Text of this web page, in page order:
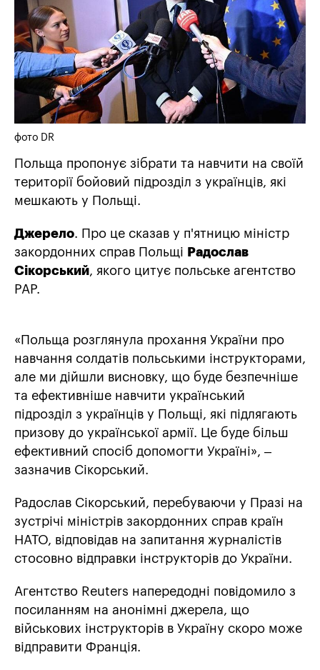
фото DR
Польща пропонує зібрати та навчити на своїй
території бойовий підрозділ з українців, які
мешкають у Польщі.
Джерело. Про це сказав у п'ятницю міністр
закордонних справ Польщі
Радослав
Сікорський, якого цитує польське агентство
PAP.
«Польща розглянула прохання України про
навчання солдатів польськими інструкторами,
але ми дійшли висновку, що буде безпечніше
та ефективніше навчити український
підрозділ з українців у Польщі, які підлягають
призову до української армії. Це буде більш
ефективний спосіб допомогти Україні», –
зазначив Сікорський.
Радослав Сікорський, перебуваючи у Празі на
зустрічі міністрів закордонних справ країн
НАТО, відповідав на запитання журналістів
стосовно відправки інструкторів до України.
Агентство Reuters напередодні повідомило з
посиланням на анонімні джерела, що
військових інструкторів в Україну скоро може
відправити Франція.